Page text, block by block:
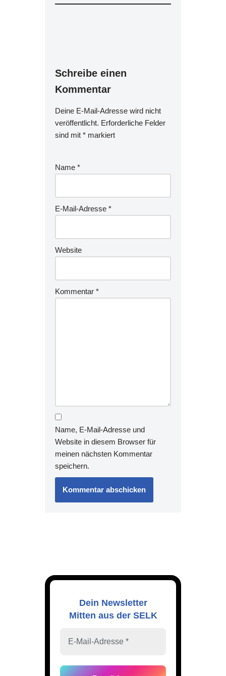
Schreibe einen
Kommentar
Deine E-Mail-Adresse wird nicht
veröffentlicht. Erforderliche Felder
sind mit * markiert
Name *
E-Mail-Adresse *
Website
Kommentar *
Name, E-Mail-Adresse und
Website in diesem Browser für
meinen nächsten Kommentar
speichern.
Dein Newsletter
Mitten aus der SELK